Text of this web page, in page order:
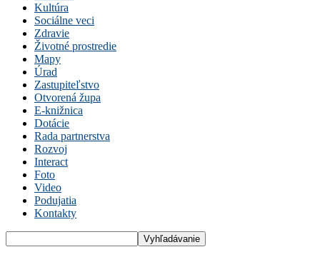
Kultúra
Sociálne veci
Zdravie
Životné prostredie
Mapy
Úrad
Zastupiteľstvo
Otvorená župa
E-knižnica
Dotácie
Rada partnerstva
Rozvoj
Interact
Foto
Video
Podujatia
Kontakty